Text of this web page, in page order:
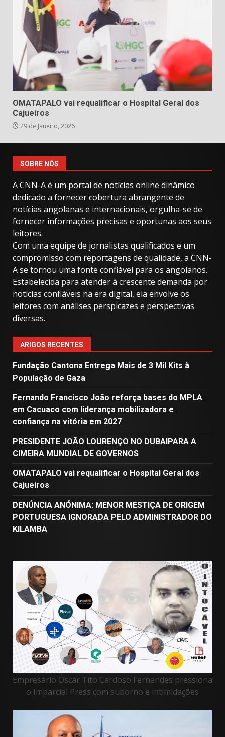
OMATAPALO vai requalificar o Hospital Geral dos
Cajueiros
29 de Janeiro, 2026
SOBRE NÓS
A CNN-A é um portal de notícias online dinâmico
dedicado a fornecer cobertura abrangente de
notícias angolanas e internacionais, orgulha-se de
fornecer informações precisas e oportunas aos seus
leitores.
Com uma equipe de jornalistas qualificados e um
compromisso com reportagens de qualidade, a CNN-
A se tornou uma fonte confiável para os angolanos.
Estabelecida para atender à crescente demanda por
notícias confiáveis ​​na era digital, ela envolve os
leitores com análises perspicazes e perspectivas
diversas.
ARIGOS RECENTES
Fundação Cantona Entrega Mais de 3 Mil Kits à
População de Gaza
Fernando Francisco João reforça bases do MPLA
em Cacuaco com liderança mobilizadora e
confiança na vitória em 2027
PRESIDENTE JOÃO LOURENÇO NO DUBAIPARA A
CIMEIRA MUNDIAL DE GOVERNOS
OMATAPALO vai requalificar o Hospital Geral dos
Cajueiros
DENÚNCIA ANÓNIMA: MENOR MESTIÇA DE ORIGEM
PORTUGUESA IGNORADA PELO ADMINISTRADOR DO
KILAMBA
Empresário Óscar Tito Cardoso Fernandes pressiona
o Imparcial Press com suborno e intimidações